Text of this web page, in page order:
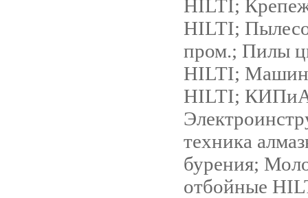
HILTI;
HILTI;
пром.; Пилы
HILTI;
HILTI;
техника
бурения;
отбойные